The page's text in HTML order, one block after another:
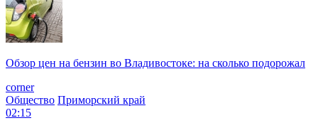
Обзор цен на бензин во Владивостоке: на сколько подорожал
corner
Общество Приморский край
02:15